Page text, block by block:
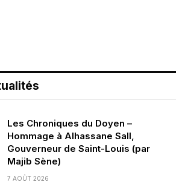
Les Chroniques du Doyen –
Hommage à Alhassane Sall,
Gouverneur de Saint-Louis (par
Majib Sène)
7 AOÛT 2026